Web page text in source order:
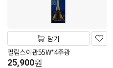
담기
필립스이관55W*4주광
25,900원